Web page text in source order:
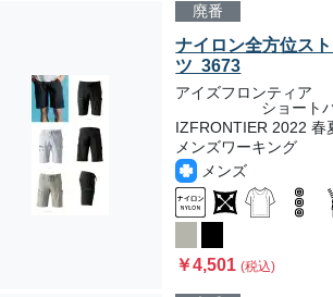
廃番
ナイロン全方位ス
ツ 3673
アイズフロンティア
ショート
IZFRONTIER 2022 春
メンズワーキング
メンズ
￥4,501(税込)